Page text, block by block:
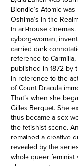
Blondie’s Atomic
Oshima’s In the
in art-house
cyborg-woman,
carried dark
reference to
published in 1872 by
in reference to the
of Count Dracula
That’s when she
Gilles Berquet. She
thus became a sex
the fetishist scene.
remained a creative
revealed by the
whole queer feminist